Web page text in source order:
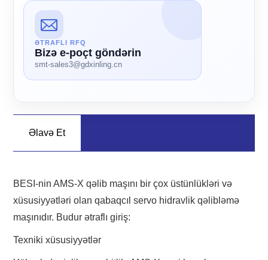
ƏTRAFLI RFQ
Bizə e-poçt göndərin
smt-sales3@gdxinling.cn
Əlavə Et
BESI-nin AMS-X qəlib maşını bir çox üstünlükləri və
xüsusiyyətləri olan qabaqcıl servo hidravlik qəlibləmə
maşınıdır. Budur ətraflı giriş:
Texniki xüsusiyyətlər